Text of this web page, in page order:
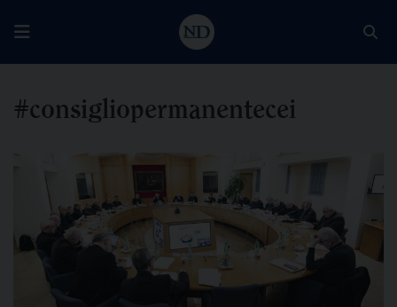
#consigliopermanentecei